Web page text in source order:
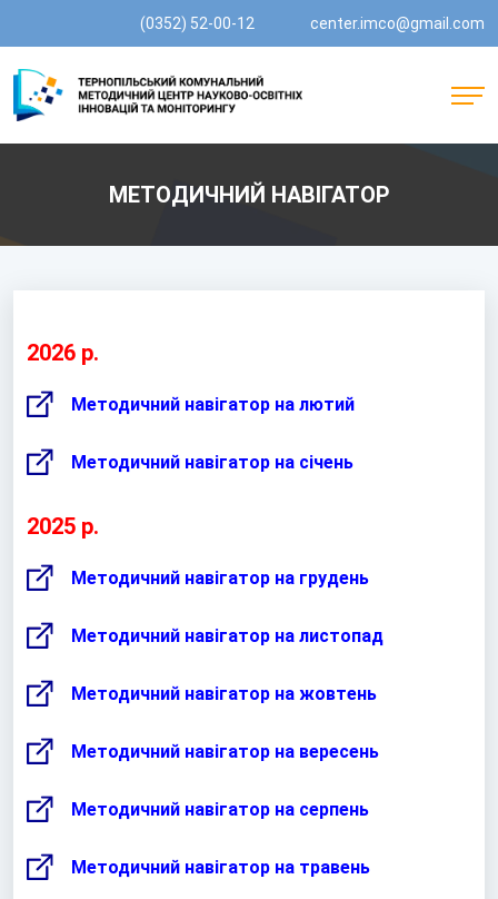
(0352) 52-00-12 center.imco@gmail.com
МЕТОДИЧНИЙ НАВІГАТОР
2026 р.
Методичний навігатор на лютий
Методичний навігатор на січень
2025 р.
Методичний навігатор на грудень
Методичний навігатор на листопад
Методичний навігатор на жовтень
Методичний навігатор на вересень
Методичний навігатор на серпень
Методичний навігатор на травень